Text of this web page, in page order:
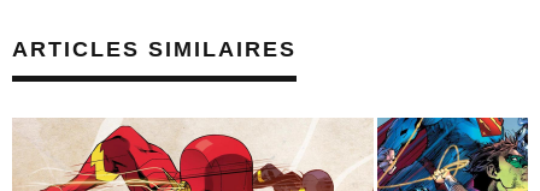
ARTICLES SIMILAIRES